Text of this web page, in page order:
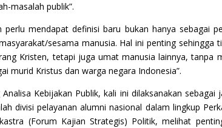
masalah publik”.
mendapat definisi baru bukan hanya sebagai
sesama manusia. Hal ini penting
Kristen, tetapi juga umat manusia lainnya,
murid Kristus dan warga negara Indonesia”.
Kebijakan Publik, kali ini dilaksanakan
divisi pelayanan alumni nasional dalam lingkup
(Forum Kajian Strategis) Politik, melihat